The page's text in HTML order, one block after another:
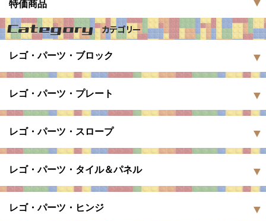
特価商品
レゴ・パーツ・ブロック
レゴ・パーツ・プレート
レゴ・パーツ・スロープ
レゴ・パーツ・タイル＆パネル
レゴ・パーツ・ヒンジ